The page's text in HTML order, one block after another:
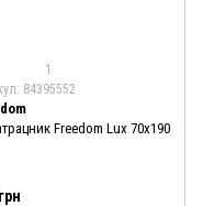
1
84395552
Freedom Lux 70x190